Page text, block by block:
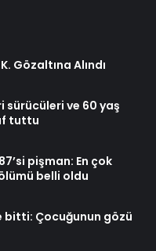
Gözaltına Alındı
sürücüleri ve 60 yaş
tuttu
pişman: En çok
belli oldu
bitti: Çocuğunun gözü